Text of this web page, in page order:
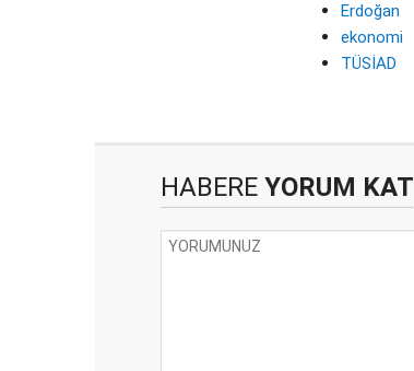
Erdoğan
ekonomi
TÜSİAD
HABERE YORUM KAT